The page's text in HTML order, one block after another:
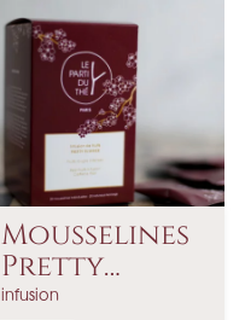
e
Mousselines
Pretty
Summer...
infusion